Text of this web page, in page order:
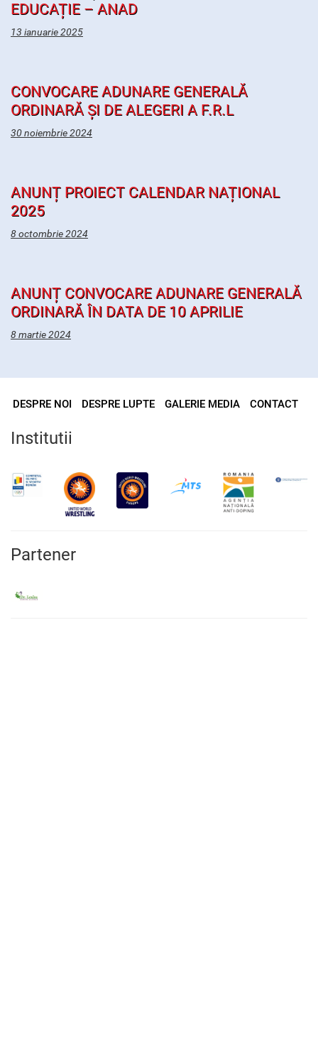
EDUCAȚIE – ANAD
13 ianuarie 2025
CONVOCARE ADUNARE GENERALĂ
ORDINARĂ ȘI DE ALEGERI A F.R.L
30 noiembrie 2024
ANUNȚ PROIECT CALENDAR NAȚIONAL
2025
8 octombrie 2024
ANUNȚ CONVOCARE ADUNARE GENERALĂ
ORDINARĂ ÎN DATA DE 10 APRILIE
8 martie 2024
DESPRE NOI DESPRE LUPTE GALERIE MEDIA CONTACT
Institutii
Partener